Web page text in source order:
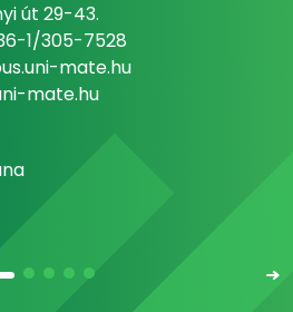
út 29-43.
1/305-7528
mate.hu
mate.hu